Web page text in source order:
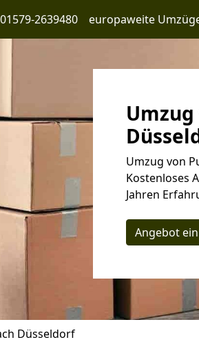
2639480 europaweite
Umzug von
Kostenloses
Jahren
Angebot
Düsseldorf